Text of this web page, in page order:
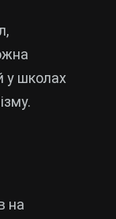
у школах
на